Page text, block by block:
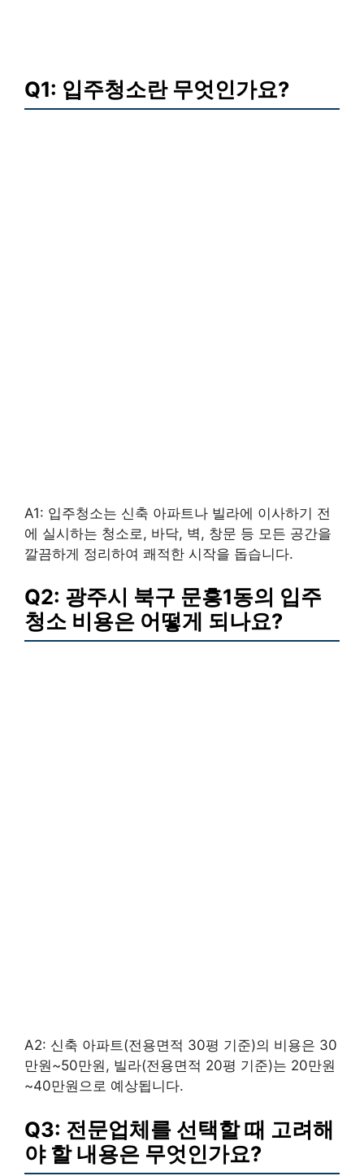
Q1: 입주청소란 무엇인가요?
A1: 입주청소는 신축 아파트나 빌라에 이사하기 전
에 실시하는 청소로, 바닥, 벽, 창문 등 모든 공간을
깔끔하게 정리하여 쾌적한 시작을 돕습니다.
Q2: 광주시 북구 문흥1동의 입주
청소 비용은 어떻게 되나요?
A2: 신축 아파트(전용면적 30평 기준)의 비용은 30
만원~50만원, 빌라(전용면적 20평 기준)는 20만원
~40만원으로 예상됩니다.
Q3: 전문업체를 선택할 때 고려해
야 할 내용은 무엇인가요?